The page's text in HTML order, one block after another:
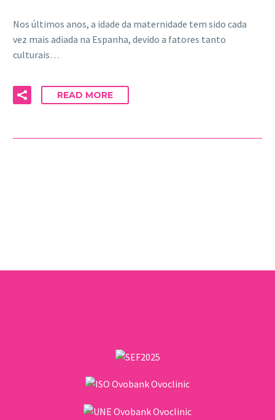
Nos últimos anos, a idade da maternidade tem sido cada
vez mais adiada na Espanha, devido a fatores tanto
culturais…
READ MORE